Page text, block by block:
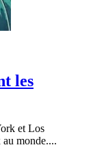
les
et Los
monde....